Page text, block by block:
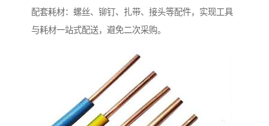
配套耗材：螺丝、铆钉、扎带、接头等配件，实现工具
与耗材一站式配送，避免二次采购。